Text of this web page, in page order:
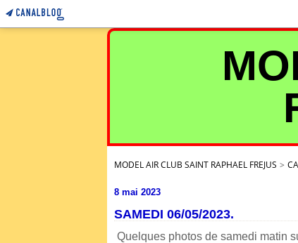
MODEL AIR CLUB SAINT RAPHAEL FREJUS >
8 mai 2023
SAMEDI 06/05/2023.
Quelques photos de samedi matin